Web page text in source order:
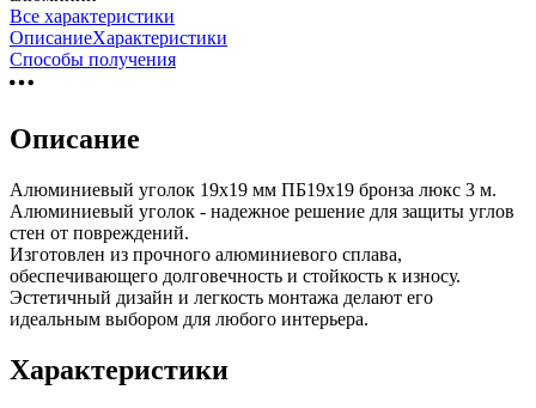
Все характеристики
ОписаниеХарактеристики
Способы получения
Описание
Алюминиевый уголок 19х19 мм ПБ19х19 бронза люкс 3 м.
Алюминиевый уголок - надежное решение для защиты углов
стен от повреждений.
Изготовлен из прочного алюминиевого сплава,
обеспечивающего долговечность и стойкость к износу.
Эстетичный дизайн и легкость монтажа делают его
идеальным выбором для любого интерьера.
Характеристики